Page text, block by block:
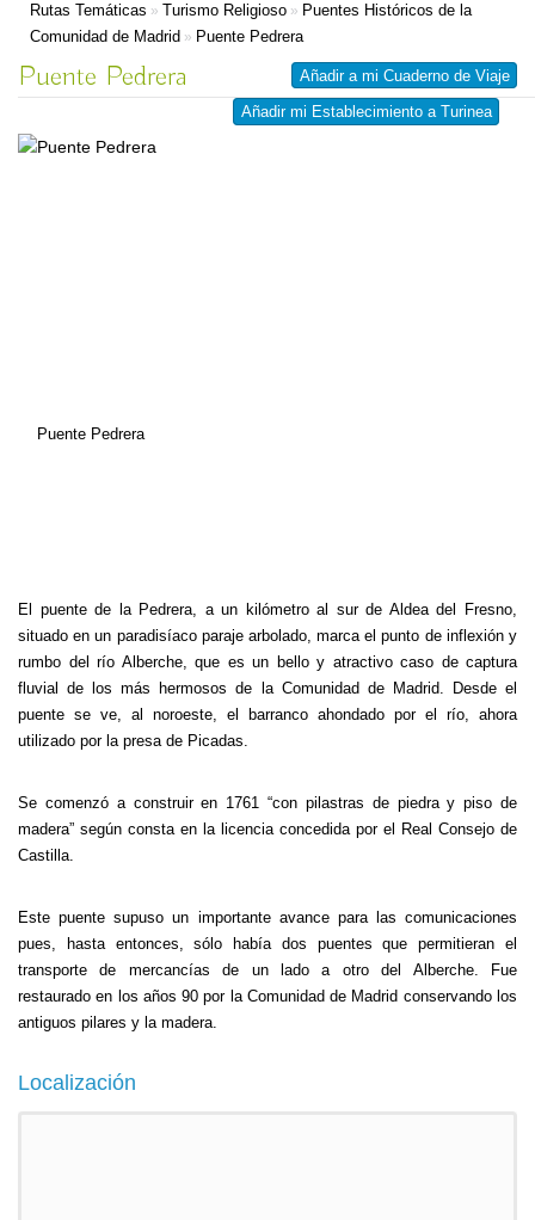
Rutas Temáticas » Turismo Religioso » Puentes Históricos de la
Comunidad de Madrid » Puente Pedrera
Añadir a mi Cuaderno de Viaje
Añadir mi Establecimiento a Turinea
Puente Pedrera
Puente Pedrera
El puente de la Pedrera, a un kilómetro al sur de Aldea del Fresno,
situado en un paradisíaco paraje arbolado, marca el punto de inflexión y
rumbo del río Alberche, que es un bello y atractivo caso de captura
fluvial de los más hermosos de la Comunidad de Madrid. Desde el
puente se ve, al noroeste, el barranco ahondado por el río, ahora
utilizado por la presa de Picadas.
Se comenzó a construir en 1761 “con pilastras de piedra y piso de
madera” según consta en la licencia concedida por el Real Consejo de
Castilla.
Este puente supuso un importante avance para las comunicaciones
pues, hasta entonces, sólo había dos puentes que permitieran el
transporte de mercancías de un lado a otro del Alberche. Fue
restaurado en los años 90 por la Comunidad de Madrid conservando los
antiguos pilares y la madera.
Localización